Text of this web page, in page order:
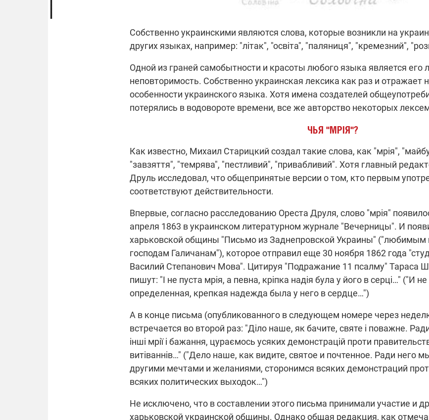
Собственно украинскими являются слова, которые возникли на
других языках, например: "лiтак", "освіта", "паляниця", "кремезний",
Одной из граней самобытности и красоты любого языка является его
неповторимость. Собственно украинская лексика как раз и отражает
особенности украинского языка. Хотя имена создателей
потерялись в водовороте времени, все же авторство некоторых
ЧЬЯ "МРІЯ"?
Как известно, Михаил Старицкий создал такие слова, как "мрія",
"завзяття", "темрява", "пестливий", "привабливий". Хотя главный
Друль исследовал, что общепринятые версии о том, кто первым
соответствуют действительности.
Впервые, согласно расследованию Ореста Друля, слово "мрія"
апреля 1863 в украинском литературном журнале "Вечерницы". И
харьковской общины "Письмо из Заднепровской Украины"
господам Галичанам"), которое отправил еще 30 ноября 1862 года
Василий Степанович Мова". Цитируя "Подражание 11 псалму" Тараса
пишут: "І не пуста мрія, а певна, кріпка надія була у його в серці…" ("И
определенная, крепкая надежда была у него в сердце…")
А в конце письма (опубликованного в следующем номере через
встречается во второй раз: "Діло наше, як бачите, святе і поважне.
інші мрії і бажання, цураємось усяких демонстрацій проти
витіваннів…" ("Дело наше, как видите, святое и почтенное. Ради него
другими мечтами и желаниями, сторонимся всяких демонстраций
всяких политических выходок…")
Не исключено, что в составлении этого письма принимали участие и
харьковской украинской общины. Однако общая редакция, как